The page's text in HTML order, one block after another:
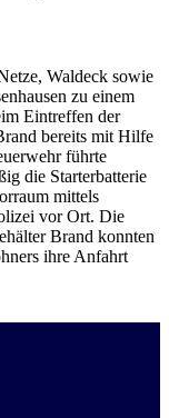
Waldeck sowie
zu einem
Eintreffen der
bereits mit Hilfe
führte
die Starterbatterie
mittels
vor Ort. Die
Brand konnten
ihre Anfahrt